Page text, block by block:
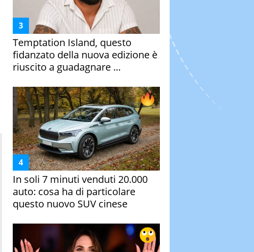
Temptation Island, questo
fidanzato della nuova edizione è
riuscito a guadagnare ...
In soli 7 minuti venduti 20.000
auto: cosa ha di particolare
questo nuovo SUV cinese